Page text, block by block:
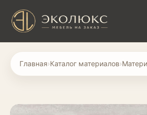
Главная›Каталог материалов›